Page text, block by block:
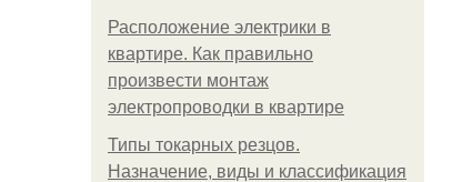
Расположение электрики в
квартире. Как правильно
произвести монтаж
электропроводки в квартире
Типы токарных резцов.
Назначение, виды и классификация